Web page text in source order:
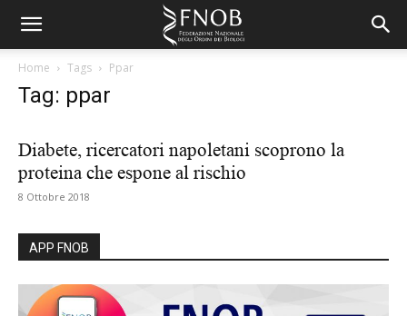
Home Tags Ppar
Tag: ppar
Diabete, ricercatori napoletani scoprono la
proteina che espone al rischio
8 Ottobre 2018
APP FNOB